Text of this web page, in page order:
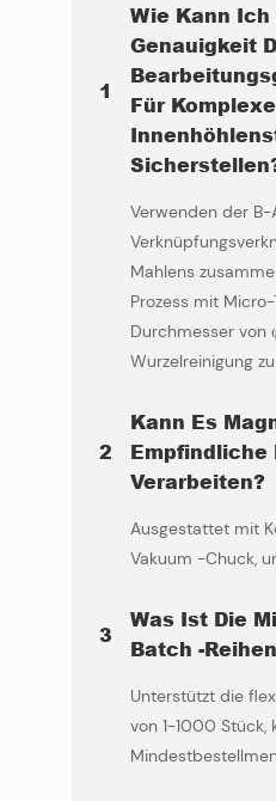
1
Wie Kann Ich
Genauigkeit
Für Komplexe
Verwenden der
Mahlens
Prozess mit
Durchmesser von
Wurzelreinigung
2
Kann Es
Empfindliche
Verarbeiten?
Ausgestattet mit
Vakuum -Chuck,
3
Was Ist Die
Batch -
Unterstützt die
von 1-1000 Stück,